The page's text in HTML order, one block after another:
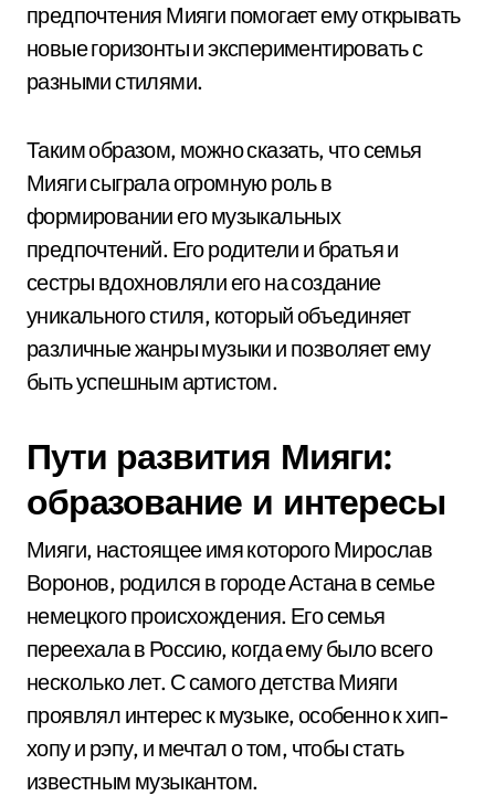
предпочтения Мияги помогает ему открывать
новые горизонты и экспериментировать с
разными стилями.
Таким образом, можно сказать, что семья
Мияги сыграла огромную роль в
формировании его музыкальных
предпочтений. Его родители и братья и
сестры вдохновляли его на создание
уникального стиля, который объединяет
различные жанры музыки и позволяет ему
быть успешным артистом.
Пути развития Мияги:
образование и интересы
Мияги, настоящее имя которого Мирослав
Воронов, родился в городе Астана в семье
немецкого происхождения. Его семья
переехала в Россию, когда ему было всего
несколько лет. С самого детства Мияги
проявлял интерес к музыке, особенно к хип-
хопу и рэпу, и мечтал о том, чтобы стать
известным музыкантом.